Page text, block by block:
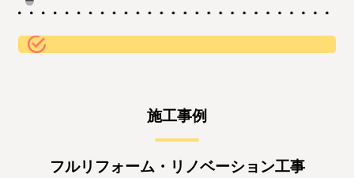
施工事例
フルリフォーム・リノベーション工事